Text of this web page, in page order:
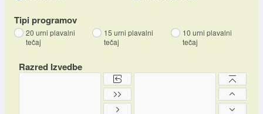
Tipi programov
20 urni plavalni
tečaj
15 urni plavalni
tečaj
10 urni plavalni
tečaj
Razred Izvedbe